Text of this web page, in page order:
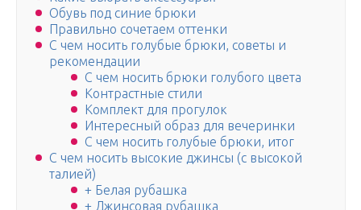
Обувь под синие брюки
Правильно сочетаем оттенки
С чем носить голубые брюки, советы и
рекомендации
С чем носить брюки голубого цвета
Контрастные стили
Комплект для прогулок
Интересный образ для вечеринки
С чем носить голубые брюки, итог
С чем носить высокие джинсы (с высокой
талией)
+ Белая рубашка
+ Джинсовая рубашка